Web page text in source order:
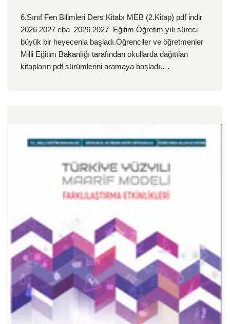
6.Sınıf Fen Bilimleri Ders Kitabı MEB (2.Kitap) pdf indir
2026 2027 eba 2026 2027 Eğitim Öğretim yılı süreci
büyük bir heyecenla başladı.Öğrenciler ve öğretmenler
Milli Eğitim Bakanlığı tarafından okullarda dağıtılan
kitapların pdf sürümlerini aramaya başladı.…